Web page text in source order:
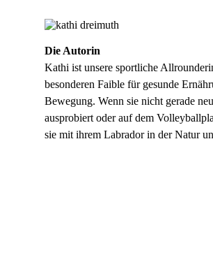
Die Autorin
Kathi ist unsere sportliche
besonderen Faible für gesunde
Bewegung. Wenn sie nicht gerade
ausprobiert oder auf dem
sie mit ihrem Labrador in der Natur